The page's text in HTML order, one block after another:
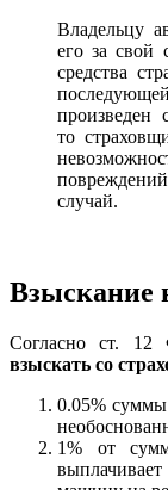
Владельцу
его за свой
средства
произведен
то
случай.
Взыскание
Согласно ст.
взыскать со
0.05% суммы
1% от